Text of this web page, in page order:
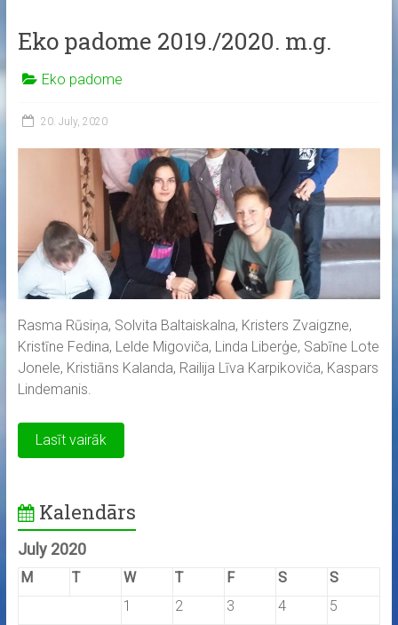
Eko padome 2019./2020. m.g.
Eko padome
20. July, 2020
Rasma Rūsiņa, Solvita Baltaiskalna, Kristers Zvaigzne,
Kristīne Fedina, Lelde Migoviča, Linda Liberģe, Sabīne Lote
Jonele, Kristiāns Kalanda, Railija Līva Karpikoviča, Kaspars
Lindemanis.
Lasīt vairāk
Kalendārs
July 2020
M T W T F S
S
1
2 3 4
5